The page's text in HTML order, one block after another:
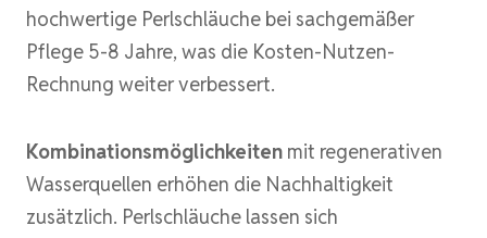
hochwertige Perlschläuche bei sachgemäßer
Pflege 5-8 Jahre, was die Kosten-Nutzen-
Rechnung weiter verbessert.
Kombinationsmöglichkeiten mit regenerativen
Wasserquellen erhöhen die Nachhaltigkeit
zusätzlich. Perlschläuche lassen sich